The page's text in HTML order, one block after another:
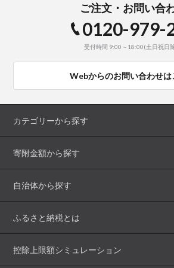
ご注文・お問い合
0120-979-
受付時間 9:00～18:00(土日祝日
Webからのお問い合わせは
カテゴリーから探す
寄附金額から探す
自治体から探す
ふるさと納税とは
控除上限額シミュレーション